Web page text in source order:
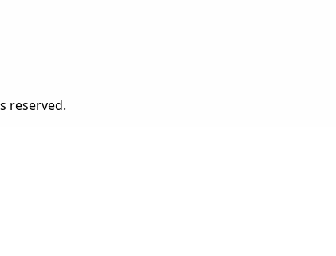
reserved.